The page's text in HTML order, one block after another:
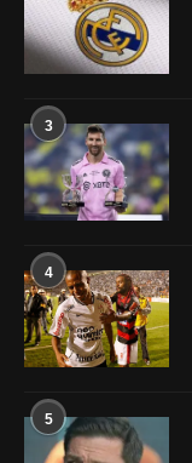
3
4
5